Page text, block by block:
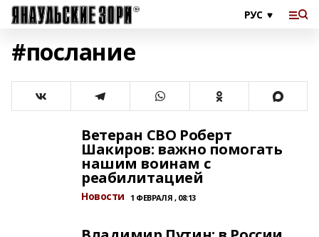
#послание
Ветеран СВО Роберт
Шакиров: важно помогать
нашим воинам с
реабилитацией
Новости 1 ФЕВРАЛЯ , 08:13